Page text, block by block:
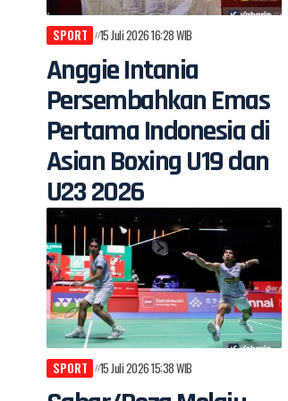
SPORT 15 Juli 2026 16:28 WIB
Anggie Intania
Persembahkan Emas
Pertama Indonesia di
Asian Boxing U19 dan
U23 2026
SPORT 15 Juli 2026 15:38 WIB